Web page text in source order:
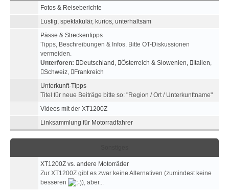
Fotos & Reiseberichte
Lustig, spektakulär, kurios, unterhaltsam
Pässe & Streckentipps
Tipps, Beschreibungen & Infos. Bitte OT-Diskussionen
vermeiden.
Unterforen:
Deutschland , Österreich & Slowenien, Italien,
Schweiz,
Frankreich
Unterkunft-Tipps
Titel für neue Beiträge bitte so: "Region / Ort / Unterkunftname"
Videos mit der XT1200Z
Linksammlung für Motorradfahrer
XT1200Z vs. andere Motorräder
Zur XT1200Z gibt es zwar keine Alternativen (zumindest keine
besseren
), aber...